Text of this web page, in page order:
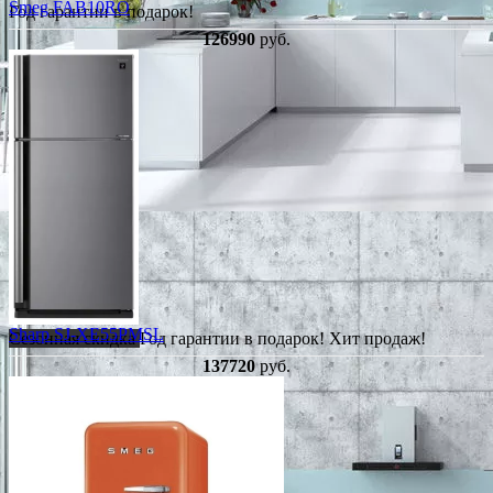
Год гарантии в подарок!
Smeg FAB10RO
126990 руб.
Сезонная скидкаГод гарантии в подарок!Хит продаж!
Sharp SJ-XE55PMSL
137720руб.